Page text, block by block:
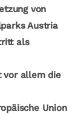
von
Austria
als
vor allem die
Union